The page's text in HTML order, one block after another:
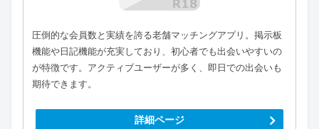
圧倒的な会員数と実績を誇る老舗マッチングアプリ。掲示板
機能や日記機能が充実しており、初心者でも出会いやすいの
が特徴です。アクティブユーザーが多く、即日での出会いも
期待できます。
詳細ページ